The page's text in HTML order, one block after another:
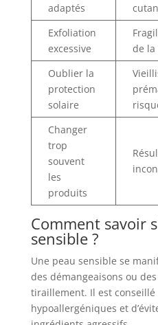
adaptés
Exfoliation
excessive
de la
Oublier la
protection
solaire
Changer
trop
souvent
les
produits
Comment savoir
sensible ?
Une peau sensible se
des démangeaisons ou
tiraillement. Il est
hypoallergéniques et